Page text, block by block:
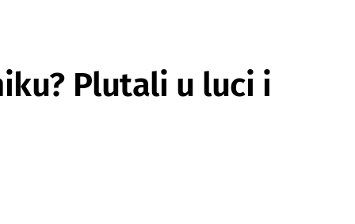
Plutali u luci i